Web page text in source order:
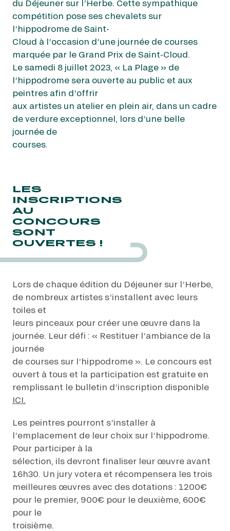
JEUXDI BY PARISLONGCHAMP
JEUXDI BY PARISLONGCHAMP
LA GARDEN PARTY - CYGAMES GRAND PRIX DE PARIS -
14 JUILLET
LA GARDEN PARTY - CYGAMES GRAND PRIX DE PARIS -
TOUS NOS ÉVÉNEMENTS
OFFRES, PASS & ABONNEMENTS
JOURS DE COURSES
JOURS DE COURSES
PARKING
PARKING
NOS EXPÉRIENCES
EN FAMILLE
EN FAMILLE
ENTRE AMIS
ENTRE AMIS
POUR LE SPORT
POUR LE SPORT
POUR FAIRE LA FÊTE
EN COUPLE
EN COUPLE
EVÉNEMENTS D'ENTREPRISE
EVÉNEMENTS D'ENTREPRISE
TOUTES NOS EXPERIENCES
Accès rapide
du Déjeuner sur l’Herbe. Cette sympathique
compétition pose ses chevalets sur
l’hippodrome de Saint-
Cloud à l’occasion d’une journée de courses
marquée par le Grand Prix de Saint-Cloud.
Le samedi 8 juillet 2023, « La Plage » de
l’hippodrome sera ouverte au public et aux
peintres afin d’offrir
aux artistes un atelier en plein air, dans un cadre
de verdure exceptionnel, lors d’une belle
journée de
courses.
LES
INSCRIPTIONS
AU
CONCOURS
SONT
OUVERTES !
Lors de chaque édition du Déjeuner sur l’Herbe,
de nombreux artistes s’installent avec leurs
toiles et
leurs pinceaux pour créer une œuvre dans la
journée. Leur défi : « Restituer l’ambiance de la
journée
de courses sur l’hippodrome ». Le concours est
ouvert à tous et la participation est gratuite en
remplissant le bulletin d’inscription disponible
ICI.
Les peintres pourront s’installer à
l’emplacement de leur choix sur l’hippodrome.
Pour participer à la
sélection, ils devront finaliser leur œuvre avant
16h30. Un jury votera et récompensera les trois
meilleures œuvres avec des dotations : 1200€
pour le premier, 900€ pour le deuxième, 600€
pour le
troisième.